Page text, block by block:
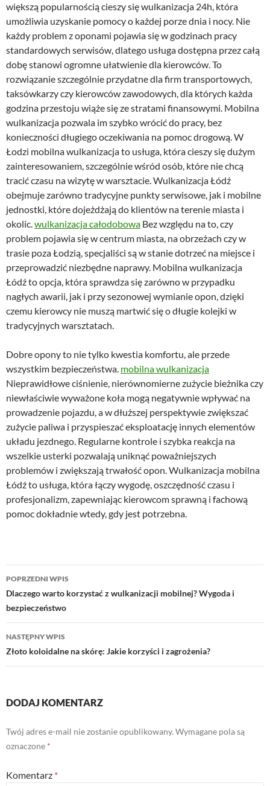
większą popularnością cieszy się wulkanizacja 24h, która
umożliwia uzyskanie pomocy o każdej porze dnia i nocy. Nie
każdy problem z oponami pojawia się w godzinach pracy
standardowych serwisów, dlatego usługa dostępna przez całą
dobę stanowi ogromne ułatwienie dla kierowców. To
rozwiązanie szczególnie przydatne dla firm transportowych,
taksówkarzy czy kierowców zawodowych, dla których każda
godzina przestoju wiąże się ze stratami finansowymi. Mobilna
wulkanizacja pozwala im szybko wrócić do pracy, bez
konieczności długiego oczekiwania na pomoc drogową. W
Łodzi mobilna wulkanizacja to usługa, która cieszy się dużym
zainteresowaniem, szczególnie wśród osób, które nie chcą
tracić czasu na wizytę w warsztacie. Wulkanizacja Łódź
obejmuje zarówno tradycyjne punkty serwisowe, jak i mobilne
jednostki, które dojeżdżają do klientów na terenie miasta i
okolic.wulkanizacja całodobowa Bez względu na to, czy
problem pojawia się w centrum miasta, na obrzeżach czy w
trasie poza Łodzią, specjaliści są w stanie dotrzeć na miejsce i
przeprowadzić niezbędne naprawy. Mobilna wulkanizacja
Łódź to opcja, która sprawdza się zarówno w przypadku
nagłych awarii, jak i przy sezonowej wymianie opon, dzięki
czemu kierowcy nie muszą martwić się o długie kolejki w
tradycyjnych warsztatach.
Dobre opony to nie tylko kwestia komfortu, ale przede
wszystkim bezpieczeństwa. mobilna wulkanizacja
Nieprawidłowe ciśnienie, nierównomierne zużycie bieżnika czy
niewłaściwie wyważone koła mogą negatywnie wpływać na
prowadzenie pojazdu, a w dłuższej perspektywie zwiększać
zużycie paliwa i przyspieszać eksploatację innych elementów
układu jezdnego. Regularne kontrole i szybka reakcja na
wszelkie usterki pozwalają uniknąć poważniejszych
problemów i zwiększają trwałość opon. Wulkanizacja mobilna
Łódź to usługa, która łączy wygodę, oszczędność czasu i
profesjonalizm, zapewniając kierowcom sprawną i fachową
pomoc dokładnie wtedy, gdy jest potrzebna.
Nawigacja
wpisu
POPRZEDNI WPIS
Dlaczego warto korzystać z wulkanizacji mobilnej? Wygoda i
bezpieczeństwo
NASTĘPNY WPIS
Złoto koloidalne na skórę: Jakie korzyści i zagrożenia?
DODAJ KOMENTARZ
Twój adres e-mail nie zostanie opublikowany. Wymagane pola są
oznaczone *
Komentarz *